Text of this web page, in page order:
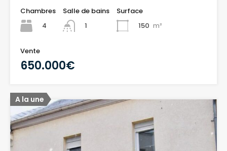
Chambres
4
Salle de bains
1
Surface
150 m²
Vente
650.000€
A la une